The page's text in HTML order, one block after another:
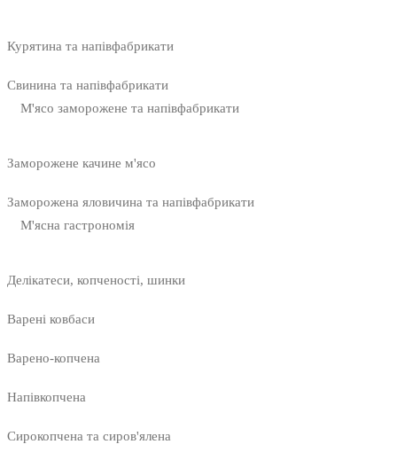
Курятина та напівфабрикати
Свинина та напівфабрикати
М'ясо заморожене та напівфабрикати
Заморожене качине м'ясо
Заморожена яловичина та напівфабрикати
М'ясна гастрономія
Делікатеси, копченості, шинки
Варені ковбаси
Варено-копчена
Напівкопчена
Сирокопчена та сиров'ялена